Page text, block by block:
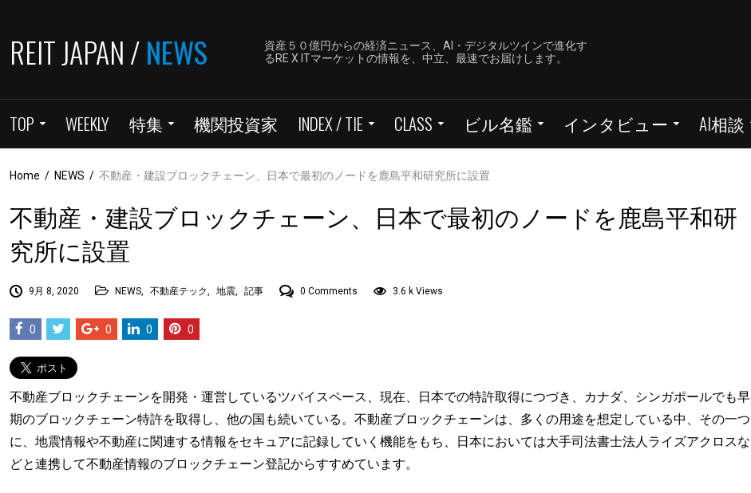
REIT JAPAN /NEWS
資産５０億円からの経済ニュース、AI・デジタルツインで進化す
るRE X ITマーケットの情報を、中立、最速でお届けします。
TOP WEEKLY 特集 機関投資家 INDEX / TIE CLASS ビル名鑑 インタビュー AI相談
Home / NEWS / 不動産・建設ブロックチェーン、日本で最初のノードを鹿島平和研究所に設置
不動産・建設ブロックチェーン、日本で最初のノードを鹿島平和研
究所に設置
9月 8, 2020 NEWS, 不動産テック, 地震, 記事 0 Comments 3.6 k Views
0 0 0 0
不動産ブロックチェーンを開発・運営しているツバイスペース、現在、日本での特許取得につづき、カナダ、シンガポールでも早
期のブロックチェーン特許を取得し、他の国も続いている。不動産ブロックチェーンは、多くの用途を想定している中、その一つ
に、地震情報や不動産に関連する情報をセキュアに記録していく機能をもち、日本においては大手司法書士法人ライズアクロスな
どと連携して不動産情報のブロックチェーン登記からすすめています。